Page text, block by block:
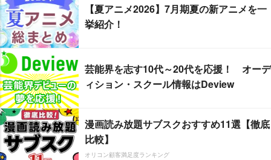
【夏アニメ2026】7月期夏の新アニメを一
挙紹介！
芸能界を志す10代～20代を応援！ オーデ
ィション・スクール情報はDeview
漫画読み放題サブスクおすすめ11選【徹底
比較】
オリコン顧客満足度ランキング